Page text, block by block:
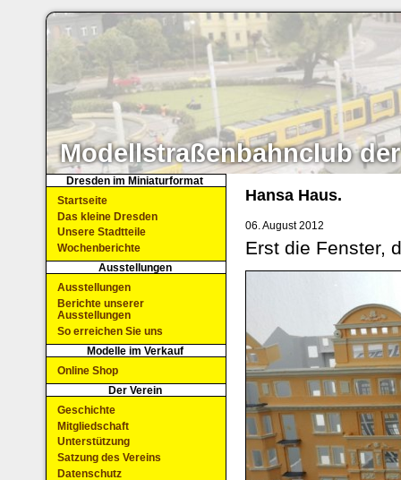
Modellstraßenbahnclub der
Hansa Haus.
06. August 2012
Erst die Fenster,
Dresden im Miniaturformat
Startseite
Das kleine Dresden
Unsere Stadtteile
Wochenberichte
Ausstellungen
Ausstellungen
Berichte unserer
Ausstellungen
So erreichen Sie uns
Modelle im Verkauf
Online Shop
Der Verein
Geschichte
Mitgliedschaft
Unterstützung
Satzung des Vereins
Datenschutz